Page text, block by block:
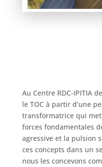
Au Centre RDC-IPITIA
le TOC à partir d’une
transformatrice qui met
forces fondamentales
agressive et la pulsion
ces concepts dans un
nous les concevons